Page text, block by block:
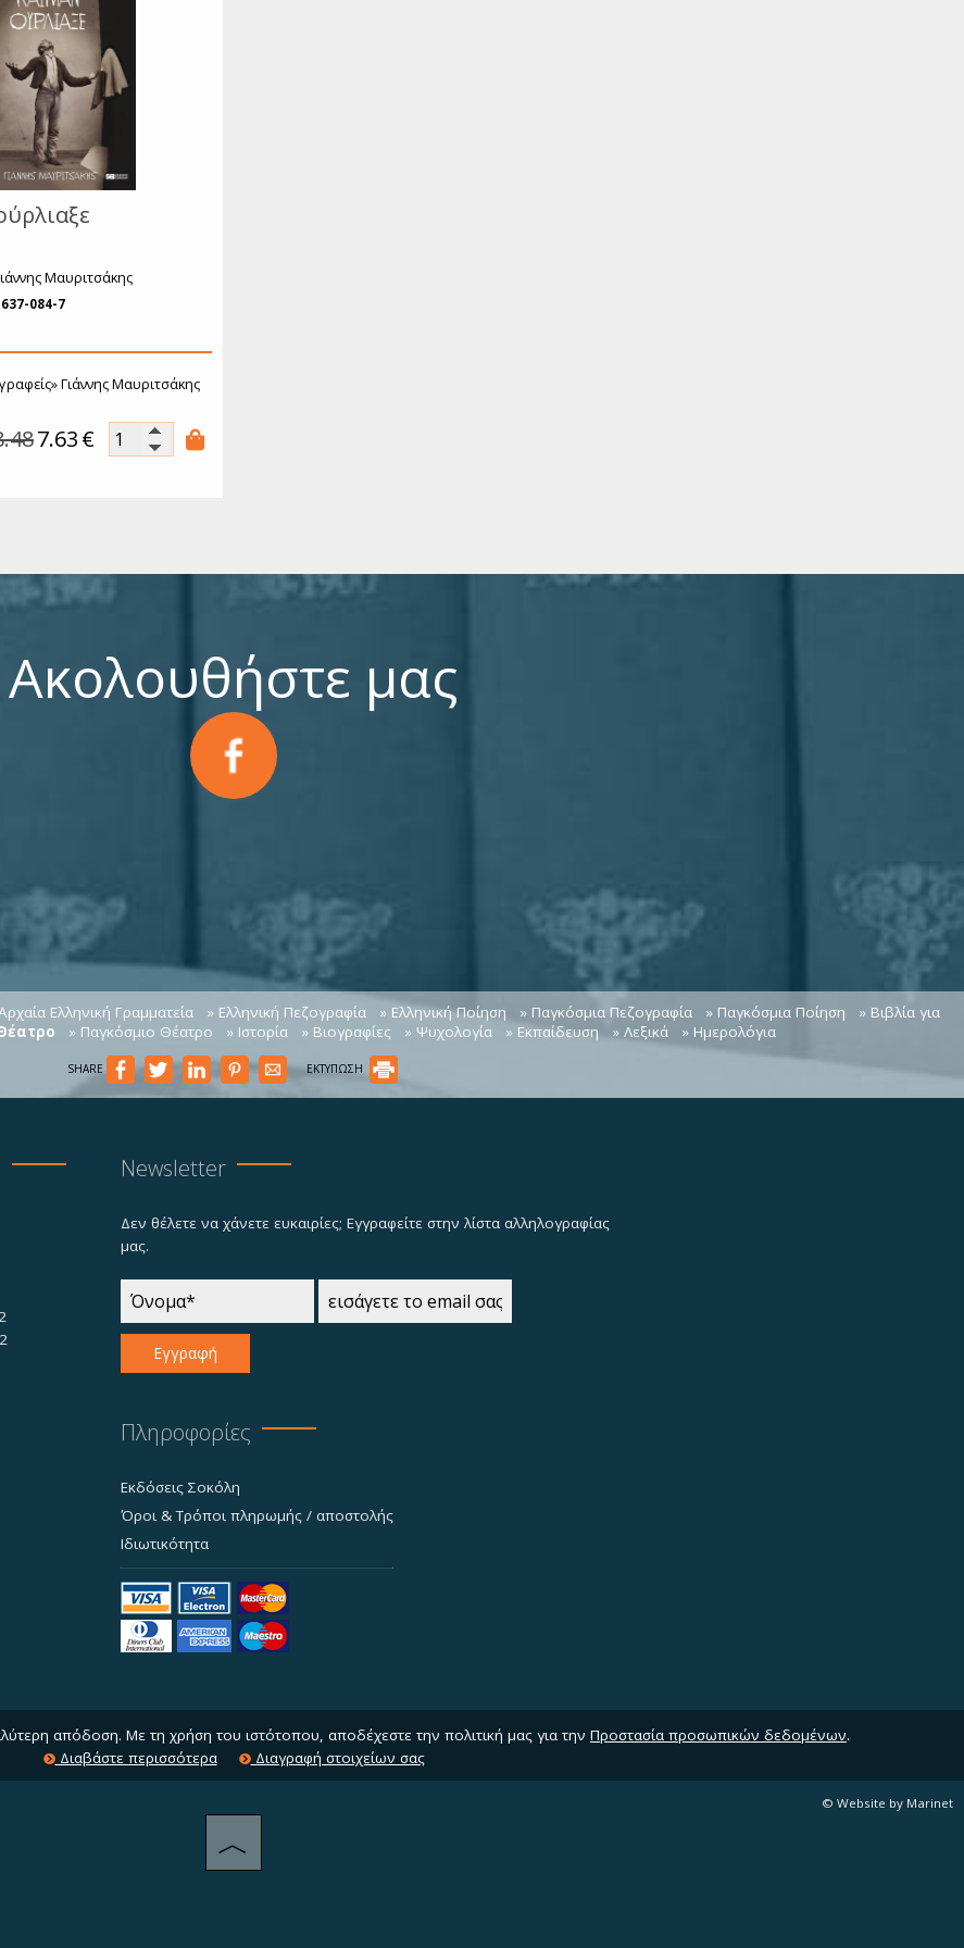
Θέατρο
Ιστορία
Μαυριτσάκης
084-7
Γιάννης Μαυριτσάκης
7.63€
Ακολουθήστε μας
Ελληνική Γραμματεία » Ελληνική Πεζογραφία » Ελληνική Ποίηση » Παγκόσμια Πεζογραφία » Παγκόσμια Ποίηση
» Βιβλία για
» Παγκόσμιο Θέατρο » Ιστορία » Βιογραφίες » Ψυχολογία » Εκπαίδευση » Λεξικά » Ημερολόγια
SHARE ΕΚΤΥΠΩΣΗ
Newsletter
Δεν θέλετε να χάνετε ευκαιρίες; Εγγραφείτε στην λίστα αλληλογραφίας
μας.
Εγγραφή
Πληροφορίες
Εκδόσεις Σοκόλη
Όροι & Τρόποι πληρωμής / αποστολής
Ιδιωτικότητα
απόδοση. Με τη χρήση του ιστότοπου, αποδέχεστε την πολιτική μας για την Προστασία προσωπικών δεδομένων.
Διαβάστε περισσότερα
Διαγραφή στοιχείων σας
© Website by Marinet
︿